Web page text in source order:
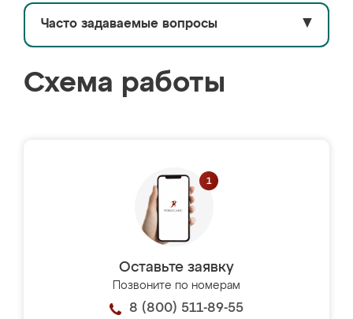
Часто задаваемые вопросы ▼
Схема работы
Оставьте заявку
Позвоните по номерам
8 (800) 511-89-55